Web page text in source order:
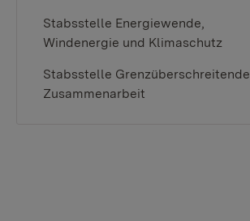
Stabsstelle Energiewende,
Windenergie und Klimaschutz
Stabsstelle Grenzüberschreitende
Zusammenarbeit